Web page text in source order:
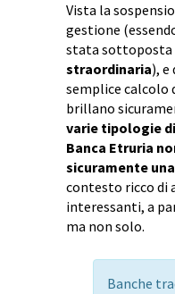
Vista la
gestione
stata sottoposta
straordinaria), e
semplice calcolo
brillano
varie tipologie
Banca Etruria
sicuramente
contesto ricco di
interessanti, a
ma non solo.
Banche